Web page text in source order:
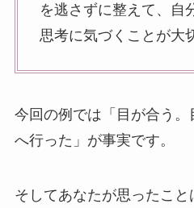
を逃さずに整えて、自
思考に気づくことが大
今回の例では「目が合う
へ行った」が事実です。
そしてあなたが思ったこと